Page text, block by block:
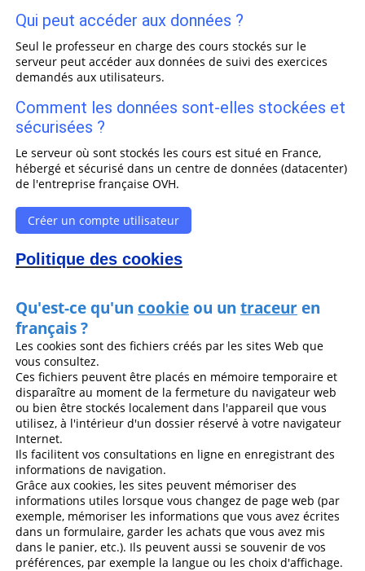
Qui peut accéder aux données ?
Seul le professeur en charge des cours stockés sur le
serveur peut accéder aux données de suivi des exercices
demandés aux utilisateurs.
Comment les données sont-elles stockées et
sécurisées ?
Le serveur où sont stockés les cours est situé en France,
hébergé et sécurisé dans un centre de données (datacenter)
de l'entreprise française OVH.
Créer un compte utilisateur
Politique des cookies
Qu'est-ce qu'un cookieou un traceuren
français ?
Les cookies sont des fichiers créés par les sites Web que
vous consultez.
Ces fichiers peuvent être placés en mémoire temporaire et
disparaître au moment de la fermeture du navigateur web
ou bien être stockés localement dans l'appareil que vous
utilisez, à l'intérieur d'un dossier réservé à votre navigateur
Internet.
Ils facilitent vos consultations en ligne en enregistrant des
informations de navigation.
Grâce aux cookies, les sites peuvent mémoriser des
informations utiles lorsque vous changez de page web (par
exemple, mémoriser les informations que vous avez écrites
dans un formulaire, garder les achats que vous avez mis
dans le panier, etc.). Ils peuvent aussi se souvenir de vos
préférences, par exemple la langue ou les choix d'affichage.